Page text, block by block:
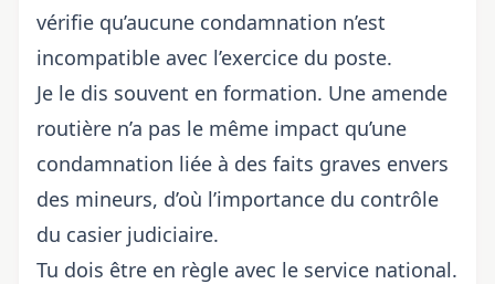
vérifie qu’aucune condamnation n’est
incompatible avec l’exercice du poste.
Je le dis souvent en formation. Une amende
routière n’a pas le même impact qu’une
condamnation liée à des faits graves envers
des mineurs, d’où l’importance du contrôle
du casier judiciaire.
Tu dois être en règle avec le service national.